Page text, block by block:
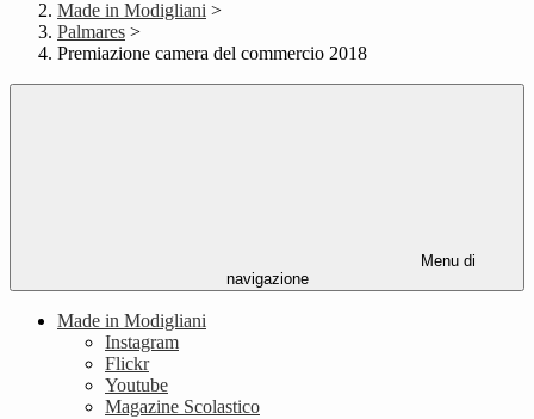
Made in Modigliani >
Palmares >
Premiazione camera del commercio 2018
Menu di
navigazione
Made in Modigliani
Instagram
Flickr
Youtube
Magazine Scolastico